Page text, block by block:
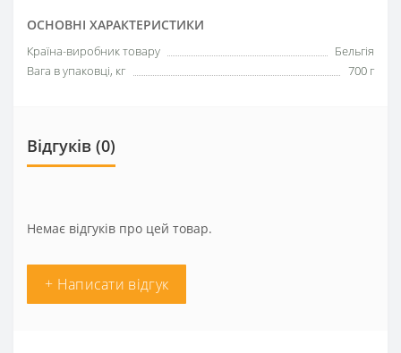
ОСНОВНІ ХАРАКТЕРИСТИКИ
Країна-виробник товару
Бельгія
Вага в упаковці, кг
700 г
Відгуків (0)
Немає відгуків про цей товар.
+ Написати відгук